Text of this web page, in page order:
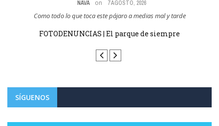
NAVA on 7 AGOSTO, 2026
Como todo lo que toca este pájaro a medias mal y tarde
FOTODENUNCIAS | El parque de siempre
SÍGUENOS